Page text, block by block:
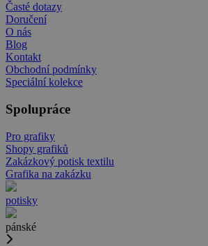
Časté dotazy
Doručení
O nás
Blog
Kontakt
Obchodní podmínky
Speciální kolekce
Spolupráce
Pro grafiky
Shopy grafiků
Zakázkový potisk textilu
Grafika na zakázku
potisky
pánské